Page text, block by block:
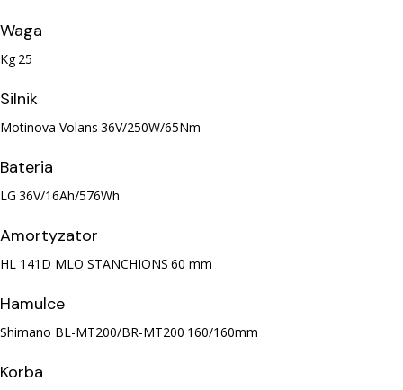
Waga
Kg 25
Silnik
Motinova Volans 36V/250W/65Nm
Bateria
LG 36V/16Ah/576Wh
Amortyzator
HL 141D MLO STANCHIONS 60 mm
Hamulce
Shimano BL-MT200/BR-MT200 160/160mm
Korba